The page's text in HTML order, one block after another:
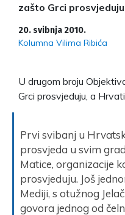
zašto Grci
20. svibnja 2010.
Kolumna Vilima Ribića
U drugom broju
Grci prosvjeduju, a Hrvati
Prvi svibanj u
prosvjeda u svim
Matice, organizacije
prosvjeduju. Još
Mediji, s otužnog
govora jednog od